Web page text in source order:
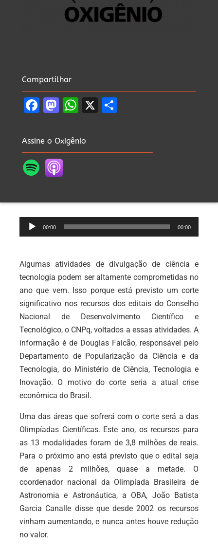
Compartilhar
Facebook
Mastodon
WhatsApp
X Share
Assine o Oxigênio
Tocador
de
00:00 00:00
Algumas atividades de divulgação de ciência e
tecnologia podem ser altamente comprometidas no
ano que vem. Isso porque está previsto um corte
significativo nos recursos dos editais do Conselho
Nacional de Desenvolvimento Científico e
Tecnológico, o CNPq, voltados a essas atividades. A
informação é de Douglas Falcão, responsável pelo
Departamento de Popularização da Ciência e da
Tecnologia, do Ministério de Ciência, Tecnologia e
Inovação. O motivo do corte seria a atual crise
econômica do Brasil.
Uma das áreas que sofrerá com o corte será a das
Olimpíadas Científicas. Este ano, os recursos para
as 13 modalidades foram de 3,8 milhões de reais.
Para o próximo ano está previsto que o edital seja
de apenas 2 milhões, quase a metade. O
coordenador nacional da Olimpíada Brasileira de
Astronomia e Astronáutica, a OBA, João Batista
Garcia Canalle disse que desde 2002 os recursos
vinham aumentando, e nunca antes houve redução
no valor.